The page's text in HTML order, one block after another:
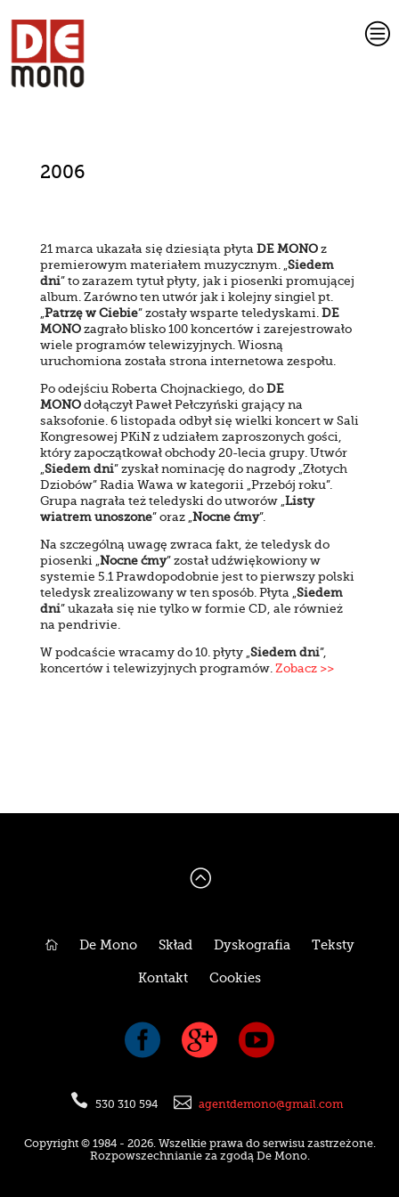
c
2006
21 marca ukazała się dziesiąta płyta DE MONOz
premierowym materiałem muzycznym. „Siedem
dni” to zarazem tytuł płyty, jak i piosenki promującej
album. Zarówno ten utwór jak i kolejny singiel pt.
„Patrzę w Ciebie” zostały wsparte teledyskami. DE
MONOzagrało blisko 100 koncertów i zarejestrowało
wiele programów telewizyjnych. Wiosną
uruchomiona została strona internetowa zespołu.
Po odejściu Roberta Chojnackiego, do DE
MONOdołączył Paweł Pełczyński grający na
saksofonie. 6 listopada odbył się wielki koncert w Sali
Kongresowej PKiN z udziałem zaproszonych gości,
który zapoczątkował obchody 20-lecia grupy. Utwór
„Siedem dni” zyskał nominację do nagrody „Złotych
Dziobów” Radia Wawa w kategorii „Przebój roku”.
Grupa nagrała też teledyski do utworów „Listy
wiatrem unoszone” oraz „Nocne ćmy”.
Na szczególną uwagę zwraca fakt, że teledysk do
piosenki „Nocne ćmy” został udźwiękowiony w
systemie 5.1 Prawdopodobnie jest to pierwszy polski
teledysk zrealizowany w ten sposób. Płyta „Siedem
dni” ukazała się nie tylko w formie CD, ale również
na pendrivie.
W podcaście wracamy do 10. płyty „Siedem dni”,
koncertów i telewizyjnych programów. Zobacz >>
:
 De Mono Skład Dyskografia Teksty
Kontakt Cookies
  
 530 310 594  agentdemono@gmail.com
Copyright © 1984 - 2026. Wszelkie prawa do serwisu zastrzeżone.
Rozpowszechnianie za zgodą De Mono.